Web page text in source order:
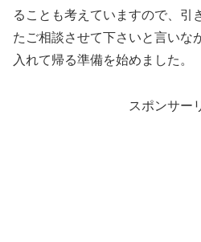
ることも考えていますので、引
たご相談させて下さいと言いな
入れて帰る準備を始めました。
スポンサー